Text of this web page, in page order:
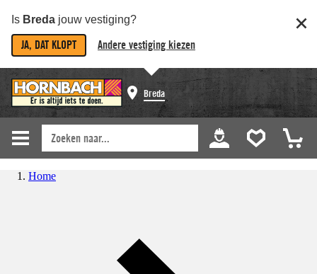
Is Breda jouw vestiging?
JA, DAT KLOPT Andere vestiging kiezen
Breda
Home